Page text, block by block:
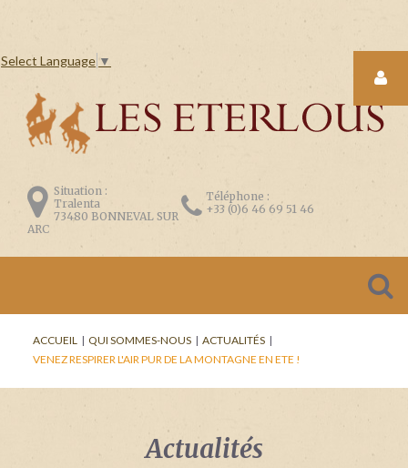
Select Language ▼
Situation :
Tralenta
73480 BONNEVAL SUR
ARC
Téléphone :
+33 (0)6 46 69 51 46
ACCUEIL | QUI SOMMES-NOUS | ACTUALITÉS |
VENEZ RESPIRER L'AIR PUR DE LA MONTAGNE EN ETE !
Actualités
FORM
souvenir
de
oublié
?